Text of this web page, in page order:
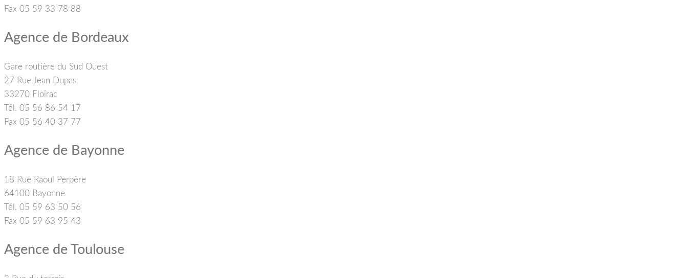
Fax 05 59 33 78 88
Agence de Bordeaux
Gare routière du Sud Ouest
27 Rue Jean Dupas
33270 Floirac
Tél. 05 56 86 54 17
Fax 05 56 40 37 77
Agence de Bayonne
18 Rue Raoul Perpère
64100 Bayonne
Tél. 05 59 63 50 56
Fax 05 59 63 95 43
Agence de Toulouse